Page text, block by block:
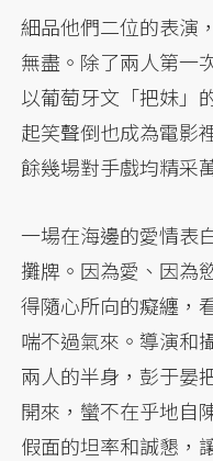
細品他們二位的表演
無盡。除了兩人第一
以葡萄牙文「把妹」
起笑聲倒也成為電影
餘幾場對手戲均精采
一場在海邊的愛情表
攤牌。因為愛、因為
得隨心所向的癡纏，
喘不過氣來。導演和
兩人的半身，彭于晏
開來，蠻不在乎地自
假面的坦率和誠懇，